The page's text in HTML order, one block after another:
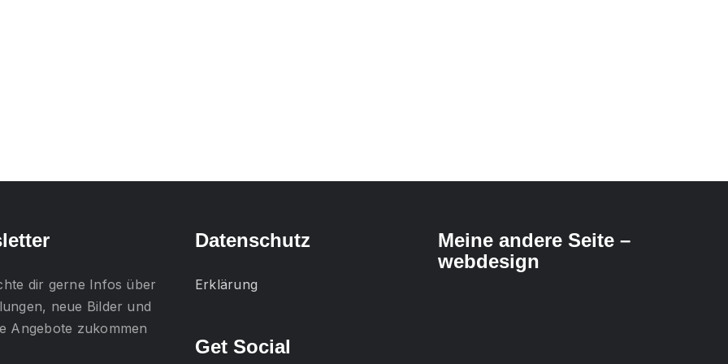
dir gerne Infos über
neue Bilder und
Angebote zukommen
Datenschutz
Erklärung
Get Social
Meine andere Seite –
webdesign